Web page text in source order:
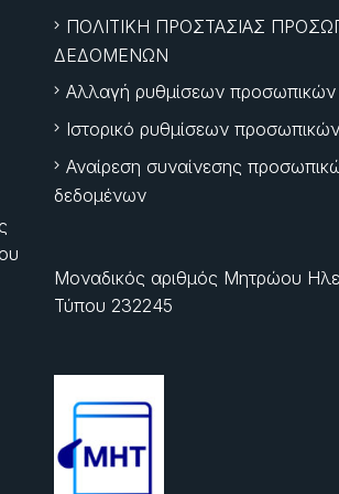
ΠΟΛΙΤΙΚΗ ΠΡΟΣΤΑΣΙΑΣ
ΔΕΔΟΜΕΝΩΝ
Αλλαγή ρυθμίσεων
Ιστορικό ρυθμίσεων
Αναίρεση συναίνεσης
δεδομένων
Μοναδικός αριθμός Μητρώου
Τύπου 232245